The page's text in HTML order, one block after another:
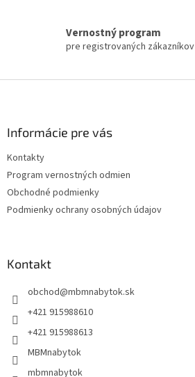
Vernostný program
pre registrovaných zákazníkov
Informácie pre vás
Kontakty
Program vernostných odmien
Obchodné podmienky
Podmienky ochrany osobných údajov
Kontakt
obchod@mbmnabytok.sk
+421 915988610
+421 915988613
MBMnabytok
mbmnabytok